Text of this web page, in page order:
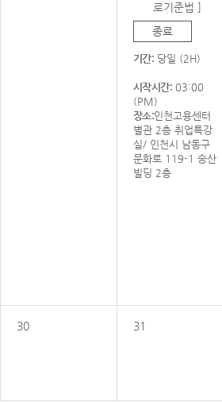
로기준법 ]
종료
기간: 당일 (2H)
시작시간: 03:00
(PM)
장소:인천고용센터
별관 2층 취업특강
실/ 인천시 남동구
문화로 119-1 승산
빌딩 2층
30 31